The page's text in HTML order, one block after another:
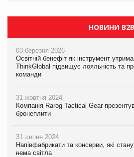
НОВИНИ B2B
03 березня 2026
Освітній бенефіт як інструмент
ThinkGlobal підвищує лояльність та
команди
31 жовтня 2024
Компанія Rarog Tactical Gear
бронеплити
31 липня 2024
Напівфабрикати та консерви, які
нема світла